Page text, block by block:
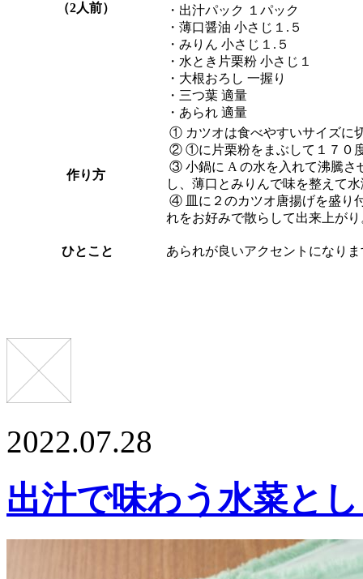
（2人前）
・出汁パック １パック
・薄口醤油 小さじ１.５
・みりん 小さじ１.５
・水とき片栗粉 小さじ１
・大根おろし 一握り
・三つ葉 適量
・あられ 適量
作り方
① カツオは食べやすいサイズに
② ①に片栗粉をまぶして１７０
③ 小鍋に A の水を入れて沸騰さ
し、薄口とみりんで味を整えて
④ 皿に２のカツオ唐揚げを盛り
れをお好みで散らして出来上がり
ひとこと あられが良いアクセントになり
2022.07.28
出汁で味わう水菜と